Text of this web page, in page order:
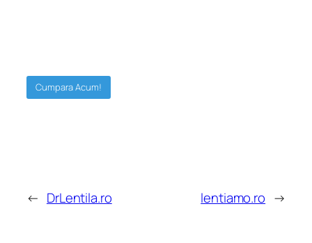
Cumpara Acum!
← DrLentila.ro lentiamo.ro →